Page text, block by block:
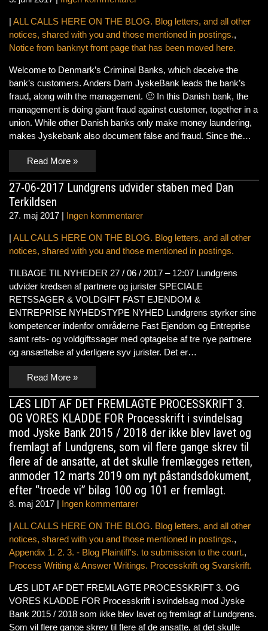
| ALL CALLS HERE ON THE BLOG. Blog letters, and all other
notices, shared with you and those mentioned in postings.,
Notice from banknyt front page that has been moved here.
Welcome to Denmark’s Criminal Banks, which deceive the
bank’s customers. Anders Dam JyskeBank leads the bank’s
fraud, along with the management. 🙂 In this Danish bank, the
management is doing giant fraud against customer, together in a
union. While other Danish banks only make money laundering,
makes Jyskebank also document false and fraud. Since the…
Read More »
27-06-2017 Lundgrens udvider staben med Dan
Terkildsen
27. maj 2017 | Ingen kommentarer
| ALL CALLS HERE ON THE BLOG. Blog letters, and all other
notices, shared with you and those mentioned in postings.
TILBAGE TIL NYHEDER 27 / 06 / 2017 – 12:07 Lundgrens
udvider kredsen af partnere og jurister SPECIALE
RETSSAGER & VOLDGIFT FAST EJENDOM &
ENTREPRISE NYHEDSTYPE NYHED Lundgrens styrker sine
kompetencer indenfor områderne Fast Ejendom og Entreprise
samt rets- og voldgiftssager med optagelse af tre nye partnere
og ansættelse af yderligere syv jurister. Det er…
Read More »
LÆS LIDT AF DET FREMLAGTE PROCESSKRIFT 3.
OG VORES KLADDE FOR Processkrift i svindelsag
mod Jyske Bank 2015 / 2018 der ikke blev lavet og
fremlagt af Lundgrens, som vil flere gange skrev til
flere af de ansatte, at det skulle fremlægges retten,
anmoder 12 marts 2019 om nyt påstandsdokument,
efter “troede vi” bilag 100 og 101 er fremlagt.
8. maj 2017 | Ingen kommentarer
| ALL CALLS HERE ON THE BLOG. Blog letters, and all other
notices, shared with you and those mentioned in postings.,
Appendix 1. 2. 3. - Blog Plaintiff's. to submission to the court.,
Process Writing & Answer Writings. Processkrift og Svarskrift.
LÆS LIDT AF DET FREMLAGTE PROCESSKRIFT 3. OG
VORES KLADDE FOR Processkrift i svindelsag mod Jyske
Bank 2015 / 2018 som ikke blev lavet og fremlagt af Lundgrens.
Som vil flere gange skrev til flere af de ansatte, at det skulle